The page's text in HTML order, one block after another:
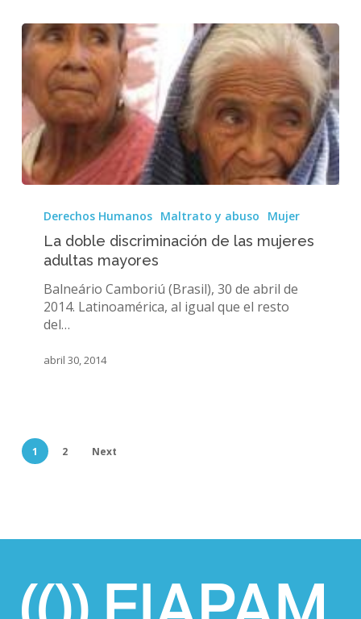
doble
mujeres
adultas
mayores
Derechos Humanos Maltrato y abuso Mujer
La doble discriminación de las mujeres
adultas mayores
Balneário Camboriú (Brasil), 30 de abril de
2014. Latinoamérica, al igual que el resto
del…
abril 30, 2014
1 2 Next